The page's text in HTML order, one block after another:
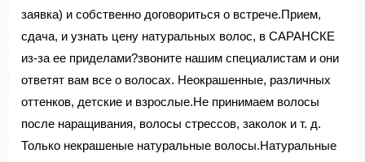
заявка) и собственно договориться о встрече.Прием,
сдача, и узнать цену натуральных волос, в САРАНСКЕ
из-за ее приделами?звоните нашим специалистам и они
ответят вам все о волосах. Неокрашенные, различных
оттенков, детские и взрослые.Не принимаем волосы
после наращивания, волосы стрессов, заколок и т. д.
Только некрашеные натуральные волосы.Натуральные